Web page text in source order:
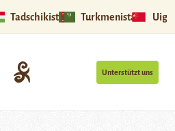
Tadschikistan Turkmenistan
Unterstützt uns